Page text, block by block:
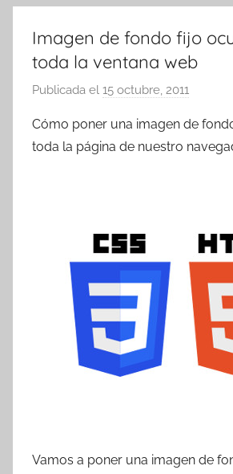
Imagen de fondo fijo
toda la ventana web
Publicada el 15 octubre, 2011
r
T
m
a
Cómo poner una imagen de
toda la página de nuestro
Vamos a poner una imagen de